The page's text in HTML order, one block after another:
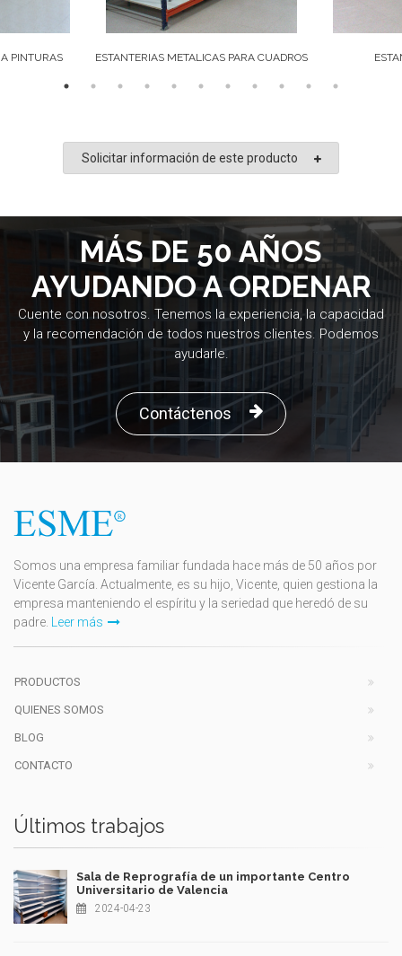
PINTURAS ESTANTERIAS METALICAS PARA CUADROS
Solicitar información de este producto
MÁS DE 50 AÑOS
AYUDANDO A ORDENAR
Cuente con nosotros. Tenemos la experiencia, la capacidad
y la recomendación de todos nuestros clientes. Podemos
ayudarle.
Contáctenos
Somos una empresa familiar fundada hace más de 50 años por
Vicente García. Actualmente, es su hijo, Vicente, quien gestiona la
empresa manteniendo el espíritu y la seriedad que heredó de su
padre. Leer más
PRODUCTOS
QUIENES SOMOS
BLOG
CONTACTO
Últimos trabajos
Sala de Reprografía de un importante Centro
Universitario de Valencia
2024-04-23